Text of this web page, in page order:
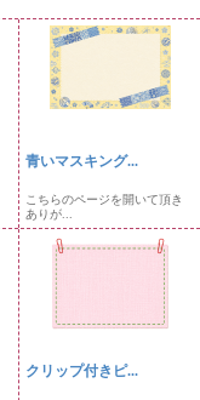
青いマスキング...
こちらのページを開いて頂き
ありが...
クリップ付きピ...